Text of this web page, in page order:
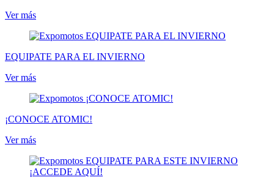
Ver más
EQUIPATE PARA EL INVIERNO
Ver más
¡CONOCE ATOMIC!
Ver más